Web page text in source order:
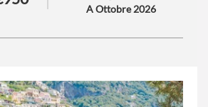
più belle città al mondo, “corona del
A Ottobre 2026